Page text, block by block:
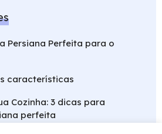
Persiana Perfeita para o
características
Cozinha: 3 dicas para
perfeita